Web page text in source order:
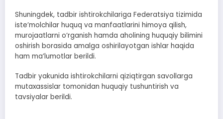
Shuningdek, tadbir ishtirokchilariga Federatsiya tizimida
iste’molchilar huquq va manfaatlarini himoya qilish,
murojaatlarni o‘rganish hamda aholining huquqiy bilimini
oshirish borasida amalga oshirilayotgan ishlar haqida
ham ma’lumotlar berildi.
Tadbir yakunida ishtirokchilarni qiziqtirgan savollarga
mutaxassislar tomonidan huquqiy tushuntirish va
tavsiyalar berildi.